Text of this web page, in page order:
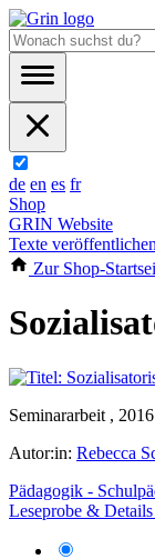
de en es fr
Shop
GRIN Website
Texte
Zur Shop-
Seminararbeit ,
Autor:in: Rebecca
Pädagogik -
Leseprobe & Details